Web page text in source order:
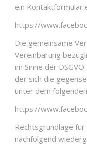
ein Kontaktformular
https://
Die gemeinsame
Vereinbarung
im Sinne der
der sich die
unter dem
https://
Rechtsgrundlage
nachfolgend